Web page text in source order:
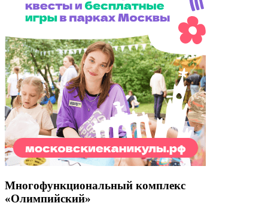
Многофункциональный комплекс
«Олимпийский»